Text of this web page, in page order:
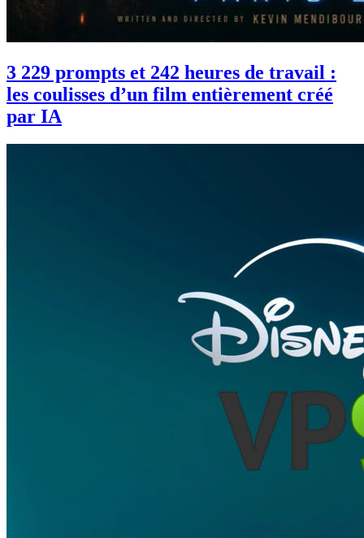
3 229 prompts et 242 heures de travail :
les coulisses d’un film entièrement créé
par IA